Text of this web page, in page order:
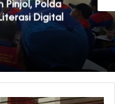
Pinjol, Polda
Digital